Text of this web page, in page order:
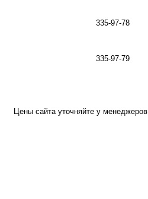
335-97-78
335-97-79
Цены сайта уточняйте у менеджеров